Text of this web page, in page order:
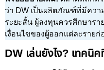
ว่า DW เป็นผลิตภัณฑ์ที่มีควา
ระยะสั้น ผู้ลงทุนควรศึกษาร
เงื่อนไขของผู้ออกแต่ละราย
DW เล่นยังไง? เทคนิ